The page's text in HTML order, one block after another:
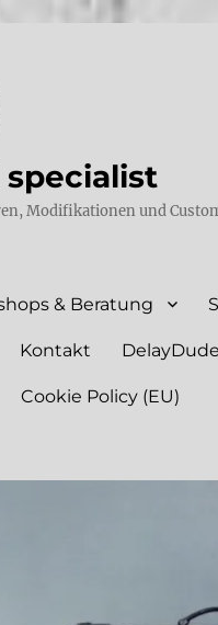
Modifikationen und
& Beratung
Kontakt
Cookie Policy (EU)